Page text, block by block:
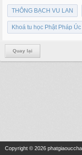
THÔNG BẠCH VU LAN
Khoá tu học Phật Pháp
Quay lại
Copyright © 2026